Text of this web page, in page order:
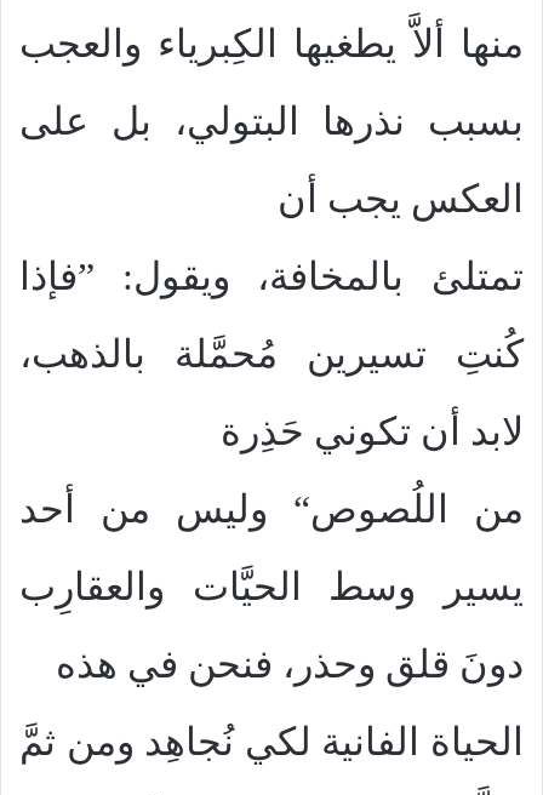
منها ألاَّ يطغيها الكِبرياء والعجب
بسبب نذرها البتولي، بل على
العكس يجب أن
تمتلئ بالمخافة، ويقول: ”فإذا
كُنتِ تسيرين مُحمَّلة بالذهب،
لابد أن تكوني حَذِرة
من اللُصوص“ وليس من أحد
يسير وسط الحيَّات والعقارِب
دونَ قلق وحذر، فنحن في هذه
الحياة الفانية لكي نُجاهِد ومن ثمَّ